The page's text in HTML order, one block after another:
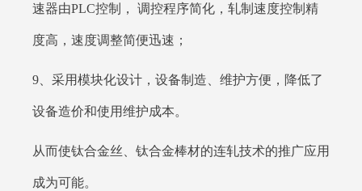
速器由PLC控制， 调控程序简化，轧制速度控制精
度高，速度调整简便迅速；
9、采用模块化设计，设备制造、维护方便，降低了
设备造价和使用维护成本。
从而使钛合金丝、钛合金棒材的连轧技术的推广应用
成为可能。